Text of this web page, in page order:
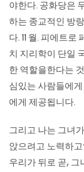
야한다. 공화당은
하는 종교적인 방
다. 11 월. 피에트로
치 지리학이 단일
한 역할을한다는
심있는 사람들에
에게 제공됩니다.
그리고 나는 그녀
앉으려고 노력하
우리가 뒤로 곧, 그